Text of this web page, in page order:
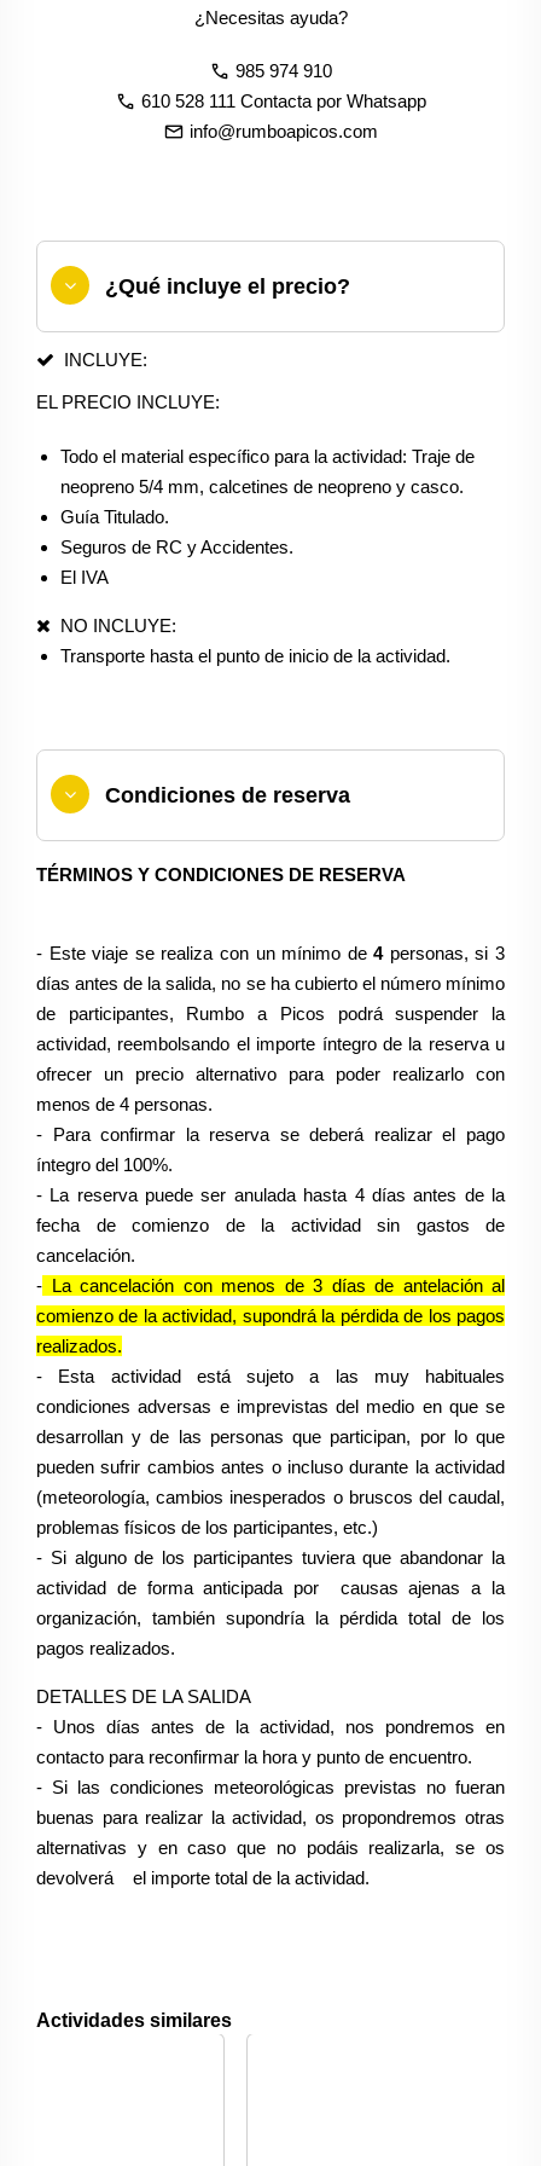
¿Necesitas ayuda?
call 985 974 910
call 610 528 111 Contacta por Whatsapp
email info@rumboapicos.com
¿Qué incluye el precio?
INCLUYE:
EL PRECIO INCLUYE:
Todo el material específico para la actividad: Traje de
neopreno 5/4 mm, calcetines de neopreno y casco.
Guía Titulado.
Seguros de RC y Accidentes.
El IVA
NO INCLUYE:
Transporte hasta el punto de inicio de la actividad.
Condiciones de reserva
TÉRMINOS Y CONDICIONES DE RESERVA
- Este viaje se realiza con un mínimo de4personas, si 3
días antes de la salida, no se ha cubierto el número mínimo
de participantes, Rumbo a Picos podrá suspender la
actividad, reembolsando el importe íntegro de la reserva u
ofrecer un precio alternativo para poder realizarlo con
menos de 4 personas.
- Para confirmar la reserva se deberá realizar el pago
íntegro del 100%.
- La reserva puede ser anulada hasta 4 días antes de la
fecha de comienzo de la actividad sin gastos de
cancelación.
- La cancelación con menos de 3 días de antelación al
comienzo de la actividad, supondrá la pérdida de los pagos
realizados.
- Esta actividad está sujeto a las muy habituales
condiciones adversas e imprevistas del medio en que se
desarrollan y de las personas que participan, por lo que
pueden sufrir cambios antes o incluso durante la actividad
(meteorología, cambios inesperados o bruscos del caudal,
problemas físicos de los participantes, etc.)
- Si alguno de los participantes tuviera que abandonar la
actividad de forma anticipada por causas ajenas a la
organización, también supondría la pérdida total de los
pagos realizados.
DETALLES DE LA SALIDA
- Unos días antes de la actividad, nos pondremos en
contacto para reconfirmar la hora y punto de encuentro.
- Si las condiciones meteorológicas previstas no fueran
buenas para realizar la actividad, os propondremos otras
alternativas y en caso que no podáis realizarla, se os
devolverá el importe total de la actividad.
Actividades similares